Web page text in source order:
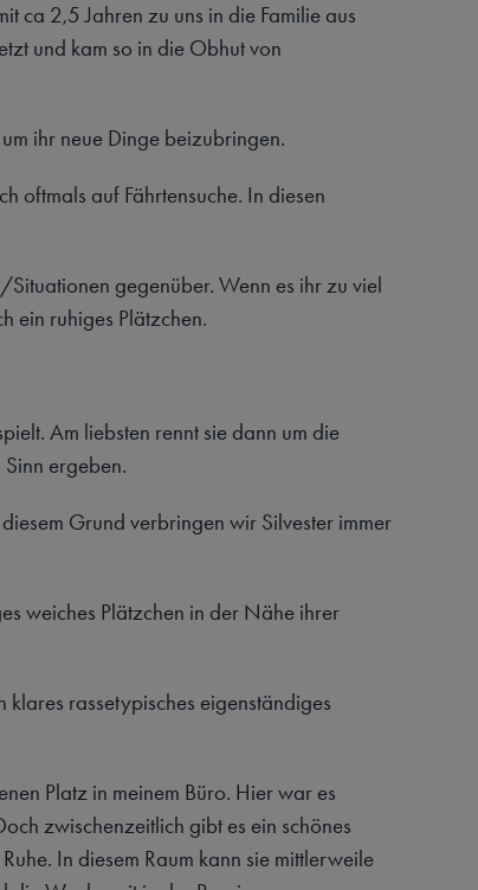
ca 2,5 Jahren zu uns in die Familie aus
und kam so in die Obhut von
ihr neue Dinge beizubringen.
oftmals auf Fährtensuche. In diesen
gegenüber. Wenn es ihr zu viel
ein ruhiges Plätzchen.
Am liebsten rennt sie dann um die
ergeben.
Grund verbringen wir Silvester immer
weiches Plätzchen in der Nähe ihrer
rassetypisches eigenständiges
Platz in meinem Büro. Hier war es
zwischenzeitlich gibt es ein schönes
In diesem Raum kann sie mittlerweile